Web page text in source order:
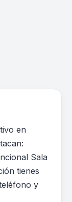
en
Sala
tienes
y